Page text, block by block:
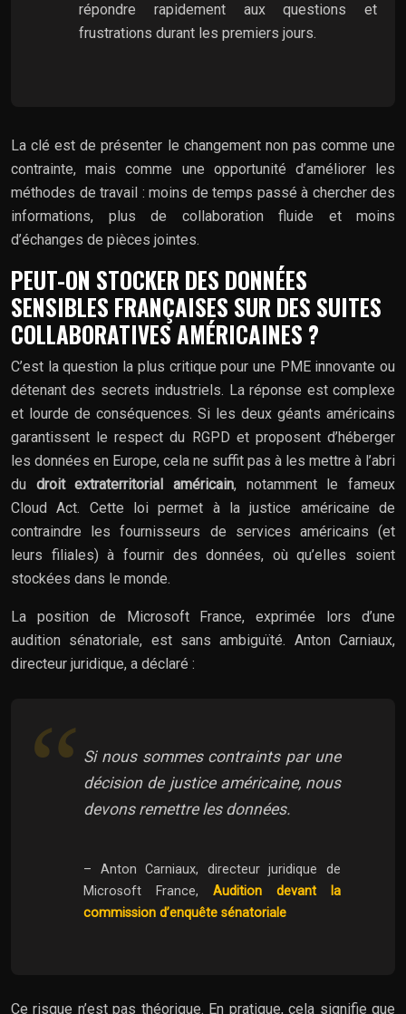
répondre rapidement aux questions et
frustrations durant les premiers jours.
La clé est de présenter le changement non pas comme une
contrainte, mais comme une opportunité d’améliorer les
méthodes de travail : moins de temps passé à chercher des
informations, plus de collaboration fluide et moins
d’échanges de pièces jointes.
PEUT-ON STOCKER DES DONNÉES
SENSIBLES FRANÇAISES SUR DES SUITES
COLLABORATIVES AMÉRICAINES ?
C’est la question la plus critique pour une PME innovante ou
détenant des secrets industriels. La réponse est complexe
et lourde de conséquences. Si les deux géants américains
garantissent le respect du RGPD et proposent d’héberger
les données en Europe, cela ne suffit pas à les mettre à l’abri
du droit extraterritorial américain, notamment le fameux
Cloud Act. Cette loi permet à la justice américaine de
contraindre les fournisseurs de services américains (et
leurs filiales) à fournir des données, où qu’elles soient
stockées dans le monde.
La position de Microsoft France, exprimée lors d’une
audition sénatoriale, est sans ambiguïté. Anton Carniaux,
directeur juridique, a déclaré :
Si nous sommes contraints par une
décision de justice américaine, nous
devons remettre les données.
– Anton Carniaux, directeur juridique de
Microsoft France, Audition devant la
commission d’enquête sénatoriale
Ce risque n’est pas théorique. En pratique, cela signifie que